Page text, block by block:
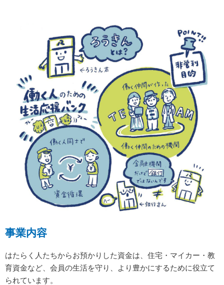
事業内容
はたらく人たちからお預かりした資金は、住宅・マイカー・教
育資金など、会員の生活を守り、より豊かにするために役立て
られています。